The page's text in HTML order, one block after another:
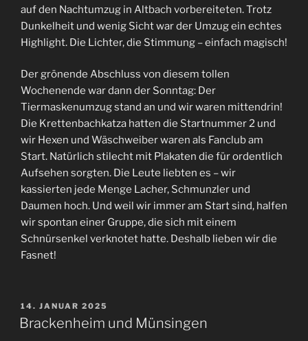
auf den Nachtumzug in Altbach vorbereiteten. Trotz
Dunkelheit und wenig Sicht war der Umzug ein echtes
Highlight. Die Lichter, die Stimmung – einfach magisch!
Der grönende Abschluss von diesem tollen
Wochenende war dann der Sonntag: Der
Tiermaskenumzug stand an und wir waren mittendrin!
Die Krettenbachkatza hatten die Startnummer 2 und
wir Hexen und Wäschweiber waren als Fanclub am
Start. Natürlich stilecht mit Plakaten die für ordentlich
Aufsehen sorgten. Die Leute liebten es – wir
kassierten jede Menge Lacher, Schmunzler und
Daumen hoch. Und weil wir immer am Start sind, halfen
wir spontan einer Gruppe, die sich mit einem
Schnürsenkel verknotet hatte. Deshalb lieben wir die
Fasnet!
VERÖFFENTLICHT
AM
14. JANUAR 2025
Brackenheim und Münsingen